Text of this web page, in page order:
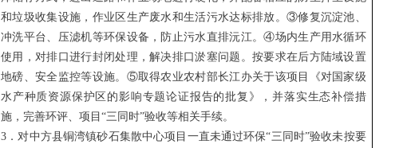
和垃圾收集设施，作业区生产废水和生活污水达标排放。③修复沉淀池、
冲洗平台、压滤机等环保设备，防止污水直排沅江。④场内生产用水循环
使用，对排口进行封闭处理，解决排口淤塞问题。按要求在后方陆域设置
地磅、安全监控等设施。⑤取得农业农村部长江办关于该项目《对国家级
水产种质资源保护区的影响专题论证报告的批复》，并落实生态补偿措
施，完善环评、项目“三同时”验收等相关手续。
3．对中方县铜湾镇砂石集散中心项目一直未通过环保“三同时”验收未按要